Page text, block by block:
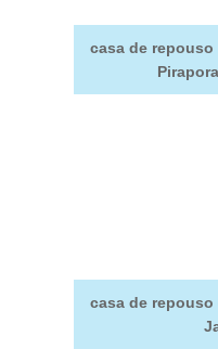
casa de repouso
casa de repouso